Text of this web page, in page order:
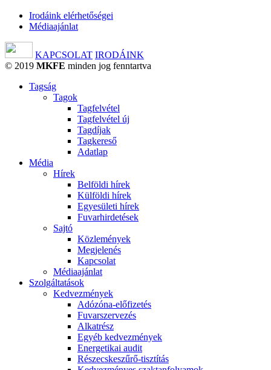
Irodáink elérhetőségei
Médiaajánlat
KAPCSOLAT IRODÁINK
© 2019 MKFE minden jog fenntartva
Tagság
Tagok
Tagfelvétel
Tagfelvétel új
Tagdíjak
Tagkereső
Adatlap
Média
Hírek
Belföldi hírek
Külföldi hírek
Egyesületi hírek
Fuvarhirdetések
Sajtó
Közlemények
Megjelenés
Kapcsolat
Médiaajánlat
Szolgáltatások
Kedvezmények
Adózóna-előfizetés
Fuvarszervezés
Alkatrész
Egyéb kedvezmények
Energetikai audit
Részecskeszűrő-tisztítás